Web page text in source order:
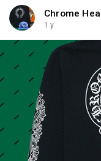
Chrome
1 y